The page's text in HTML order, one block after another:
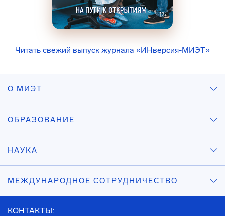
Читать свежий выпуск журнала «ИНверсия-МИЭТ»
О МИЭТ
ОБРАЗОВАНИЕ
НАУКА
МЕЖДУНАРОДНОЕ СОТРУДНИЧЕСТВО
КОНТАКТЫ: